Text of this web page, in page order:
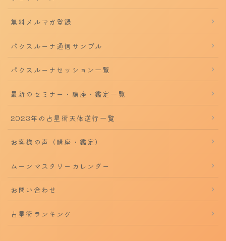
無料メルマガ登録
パクスルーナ通信サンプル
パクスルーナセッション一覧
最新のセミナー・講座・鑑定一覧
2023年の占星術天体逆行一覧
お客様の声（講座・鑑定）
ムーンマスタリーカレンダー
お問い合わせ
占星術ランキング